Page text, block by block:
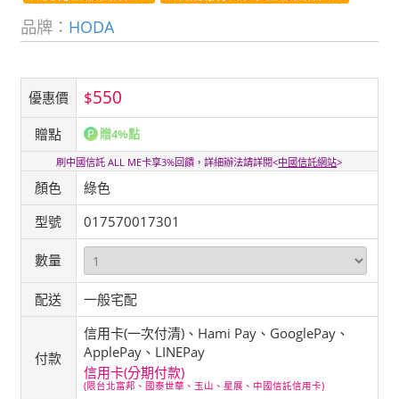
品牌： HODA
優惠價 $550
贈點 贈4%點
刷中國信託 ALL ME卡享3%回饋，詳細辦法請詳閱<中國信託網站>
顏色
綠色
型號
017570017301
數量
配送 一般宅配
付款
信用卡(一次付清)、Hami Pay、GooglePay、
ApplePay、LINEPay
信用卡(分期付款)
(限台北富邦、國泰世華、玉山、星展、中國信託信用卡)